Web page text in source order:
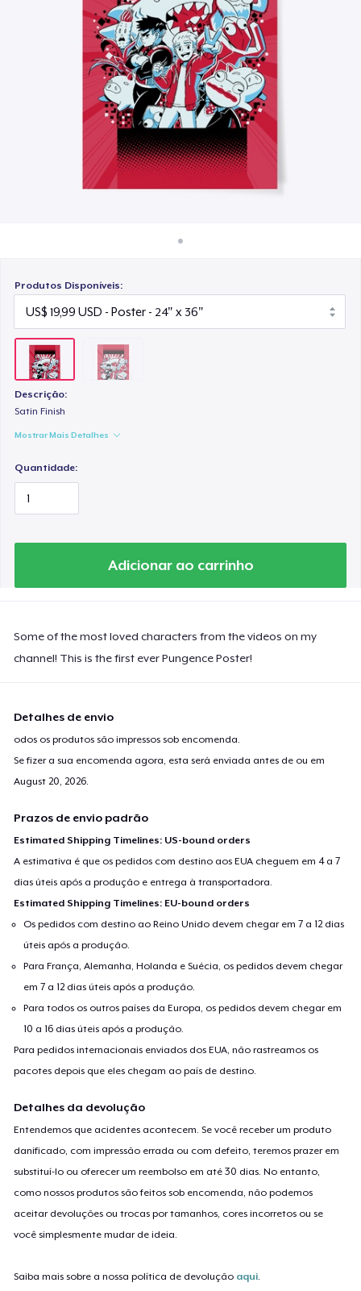
Venda em todo lugar
Venda qualquer coisa
Produtos Disponíveis:
Descrição:
Satin Finish
Mostrar Mais Detalhes
Quantidade:
Adicionar ao carrinho
Some of the most loved characters from the videos on my
channel! This is the first ever Pungence Poster!
Detalhes de envio
odos os produtos são impressos sob encomenda.
Se fizer a sua encomenda agora, esta será enviada antes de ou em
August 20, 2026
Prazos de envio padrão
Estimated Shipping Timelines: US-bound orders
A estimativa é que os pedidos com destino aos EUA cheguem em 4 a 7
dias úteis após a produção e entrega à transportadora.
Estimated Shipping Timelines: EU-bound orders
Os pedidos com destino ao Reino Unido devem chegar em 7 a 12 dias
úteis após a produção.
Para França, Alemanha, Holanda e Suécia, os pedidos devem chegar
em 7 a 12 dias úteis após a produção.
Para todos os outros países da Europa, os pedidos devem chegar em
10 a 16 dias úteis após a produção.
Para pedidos internacionais enviados dos EUA, não rastreamos os
pacotes depois que eles chegam ao país de destino.
Detalhes da devolução
Entendemos que acidentes acontecem. Se você receber um produto
danificado, com impressão errada ou com defeito, teremos prazer em
substituí-lo ou oferecer um reembolso em até 30 dias. No entanto,
como nossos produtos são feitos sob encomenda, não podemos
aceitar devoluções ou trocas por tamanhos, cores incorretos ou se
você simplesmente mudar de ideia.
Saiba mais sobre a nossa política de devolução aqui